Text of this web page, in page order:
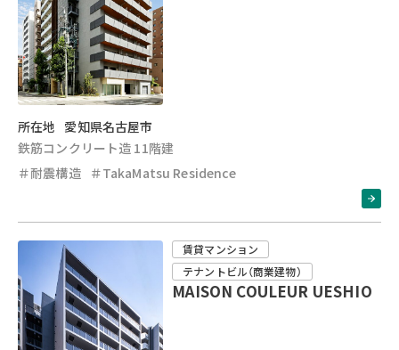
所在地 愛知県名古屋市
鉄筋コンクリート造 11階建
＃耐震構造
＃TakaMatsu Residence
賃貸マンション
テナントビル（商業建物）
MAISON COULEUR UESHIO